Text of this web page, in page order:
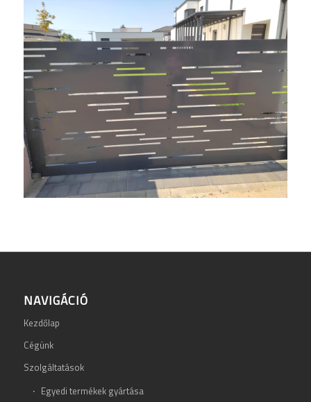
NAVIGÁCIÓ
Kezdőlap
Cégünk
Szolgáltatások
Egyedi termékek gyártása